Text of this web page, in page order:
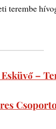
terembe
–